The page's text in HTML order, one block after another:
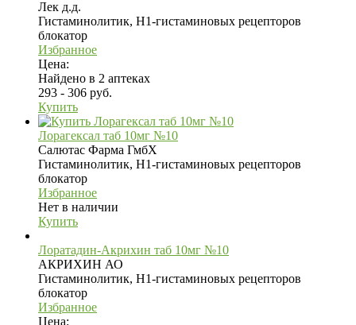
Лек д.д.
Гистаминолитик, H1-гистаминовых рецепторов
блокатор
Избранное
Цена:
Найдено в 2 аптеках
293 - 306 руб.
Купить
Лорагексал таб 10мг №10
Салютас Фарма ГмбХ
Гистаминолитик, H1-гистаминовых рецепторов
блокатор
Избранное
Нет в наличии
Купить
Лоратадин-Акрихин таб 10мг №10
АКРИХИН АО
Гистаминолитик, H1-гистаминовых рецепторов
блокатор
Избранное
Цена: